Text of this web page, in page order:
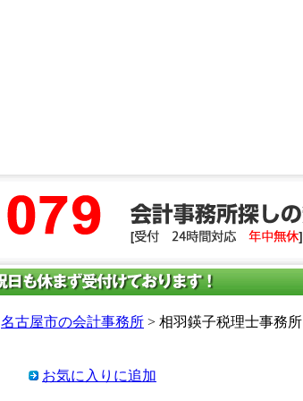
名古屋市の会計事務所 > 相羽鍈子税理士事務所
お気に入りに追加